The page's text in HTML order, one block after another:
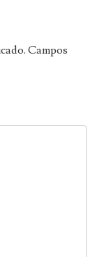
Campos